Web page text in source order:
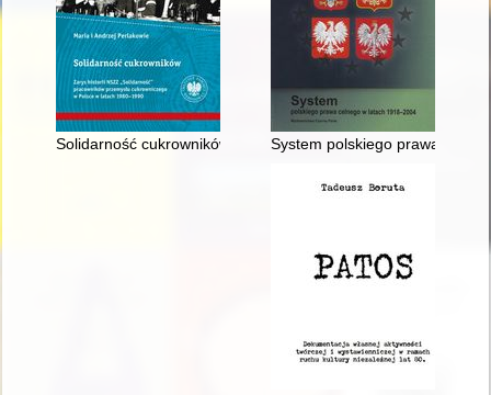
Solidarność cukrowników : zarys historii NSZZ "Solidarność"
System polskiego prawa